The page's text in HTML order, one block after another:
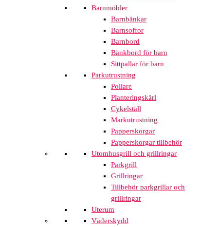
Barnmöbler
Barnbänkar
Barnsoffor
Barnbord
Bänkbord för barn
Sittpallar för barn
Parkutrustning
Pollare
Planteringskärl
Cykelställ
Markutrustning
Papperskorgar
Papperskorgar tillbehör
Utomhusgrill och grillringar
Parkgrill
Grillringar
Tillbehör parkgrillar och
grillringar
Uterum
Väderskydd